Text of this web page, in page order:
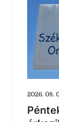
2026. 08.